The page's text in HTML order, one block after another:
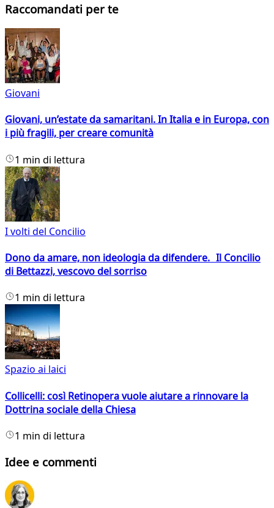
Raccomandati per te
Giovani
Giovani, un’estate da samaritani. In Italia e in Europa, con
i più fragili, per creare comunità
1 min di lettura
I volti del Concilio
Dono da amare, non ideologia da difendere. Il Concilio
di Bettazzi, vescovo del sorriso
1 min di lettura
Spazio ai laici
Collicelli: così Retinopera vuole aiutare a rinnovare la
Dottrina sociale della Chiesa
1 min di lettura
Idee e commenti